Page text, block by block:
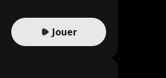
à Londres et ne la
À la réception de
Jouer